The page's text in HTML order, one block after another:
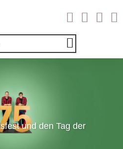
und den Tag der